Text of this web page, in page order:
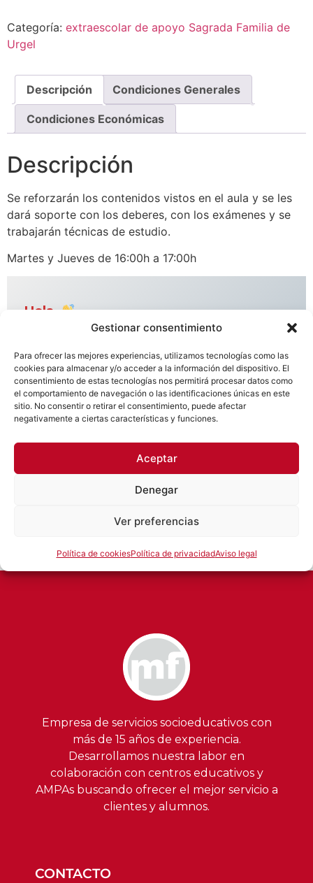
Gestionar consentimiento
Para ofrecer las mejores experiencias, utilizamos tecnologías como las
cookies para almacenar y/o acceder a la información del dispositivo. El
consentimiento de estas tecnologías nos permitirá procesar datos como
el comportamiento de navegación o las identificaciones únicas en este
sitio. No consentir o retirar el consentimiento, puede afectar
negativamente a ciertas características y funciones.
Aceptar
Denegar
Ver preferencias
Política de cookiesPolítica de privacidadAviso legal
Categoría: extraescolar de apoyo Sagrada Familia de
Urgel
Descripción Condiciones Generales
Condiciones Económicas
Descripción
Se reforzarán los contenidos vistos en el aula y se les
dará soporte con los deberes, con los exámenes y se
trabajarán técnicas de estudio.
Martes y Jueves de 16:00h a 17:00h
Hola,
encantados de
Regístrate para
recibir contenido
interesante en tu
bandeja de entrada.
¡No hacemos spam!
Empresa de servicios socioeducativos con
más de 15 años de experiencia.
Desarrollamos nuestra labor en
colaboración con centros educativos y
AMPAs buscando ofrecer el mejor servicio a
clientes y alumnos.
CONTACTO